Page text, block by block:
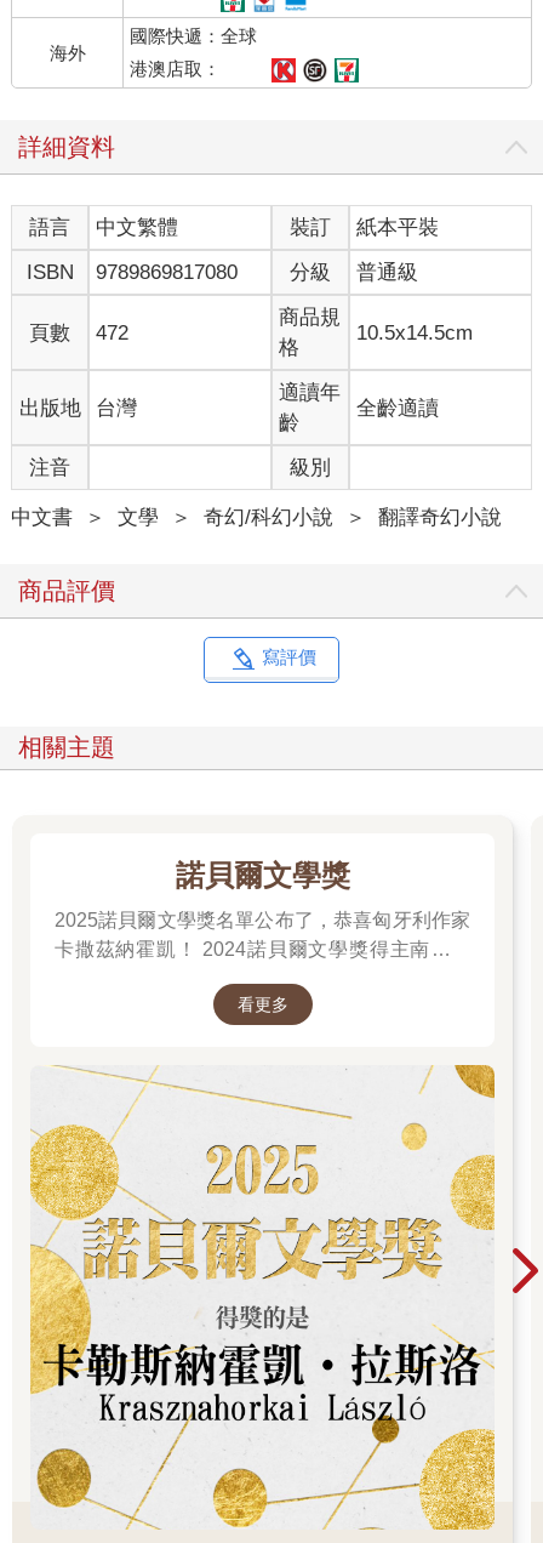
肅地、以科學家努力進行探索的專心致志，玩起了最初步的性遊
「可愛，真可愛！」孵化與制約主任情感洋溢地重複著。
「真可愛。」男孩們禮貌地附和。但他們的微笑有點勉為其難。
實在是有點難。哪裡可愛？不就是一對小孩在那邊瞎搞；就這樣
而已。小孩子罷了。
「我總覺得呢─—」當主任還在持續同一種頗為感傷的口吻時，
響亮的哭聲突然打斷了他。
旁邊的灌木中走出了一名護士，前頭一個小男孩手拉著她，一路
邊哭邊走。一個面色焦慮的小女孩小跑步跟著。
護士聳聳肩。「沒什麼大事。」她回答道：「就只是這個小男生
好像不怎麼想參加尋常的性遊戲。我有注意到之前發生過一、兩
次。然後今天又來一次。他剛剛開始大喊⋯⋯」
「真的。」一臉焦慮的小女生插話：「我沒有要弄痛他還是怎麼
樣。真的。」
「我知道妳沒有，親愛的。」護士再三保證地說。「所以呢─
—」她轉頭繼續對主任說：「我正要帶他進去見心理科副科長。
只是去看一下有沒有哪裡異常。」
主任補了一句，此時護士正隨著她還在哭號的照顧對象離去。
「妳叫什麼名字？」
「是個好名字。」主任說。「快去吧，看能不能找到別的小男孩
「真是個精緻的小東西！」主任望著她的背影說。接著他轉頭面
對學生們說：「我現在要跟你們說的事情，聽起來可能很難以置
至在那之後的好幾個世代裡，孩童之間的色情遊戲都被當成異常
行徑（語畢哄堂大笑）；而且不只是異常而已，其實是當成不道
德行為（不會吧！），因此曾遭到嚴厲打壓。
他的聽眾表情盡是震驚到難以置信。小孩子可憐到不准自行取
「甚至包括青少年。」孵化與制約中心主任說著：「甚至像你們
「連一丁點偷偷的個人性行為和同性性行為都禁止—─什麼都不
「都不行？」
「在大多數情況下，都要滿二十歲才行。」
「二十歲？」學生紛紛傳出不肯相信的呼喊。
「二十。」主任重複道。「就跟你們說過，你們會難以置信。」
「可是發生什麼事了？」他們問。「結果怎樣了？」
「結果很糟。」一個低沉宏亮的聲音驚人地打斷對話。
他們四處張望。這群人的外邊站著一名陌生人—─中等高度的男
人，黑頭髮，鷹勾鼻，鮮紅的嘴唇，眼神犀利深沉。「太糟糕
了。」他再度重複。
那時孵化與制約主任還坐在為了方便而散置花園各處的鋼架橡皮
長椅上；但他一看到陌生人，馬上兩腳一彈，飛身向前伸出雙
手，笑容熱情到牙齒全露了出來。
「控制者！實在是意想不到的榮幸啊！孩子們，你們還在想什
麼？這位就是控制者；穆斯塔法．蒙德福下。」
中心的四千個房間裡，四千台電子鐘同時來到四點。喇叭口放送
出無形的聲音。
海外
國際快遞：全球
港澳店取：
詳細資料
語言 中文繁體 裝訂
紙本平裝
ISBN
9789869817080 分級 普通級
頁數 472
商品規
格
10.5x14.5cm
出版地 台灣
適讀年
齡
全齡適讀
注音 級別
中文書 ＞ 文學 ＞ 奇幻/科幻小說 ＞ 翻譯奇幻小說
商品評價
寫評價
相關主題
諾貝爾文學獎
2025諾貝爾文學獎名單公布了，恭喜匈牙利作家
卡撒茲納霍凱！ 2024諾貝爾文學獎得主南韓女
看更多